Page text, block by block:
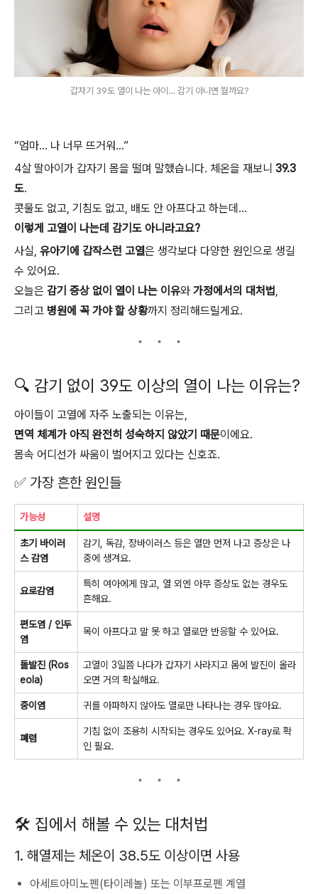
갑자기 39도 열이 나는 아이… 감기 아니면 뭘까요?
“엄마… 나 너무 뜨거워…”
4살 딸아이가 갑자기 몸을 떨며 말했습니다. 체온을 재보니 39.3
도.
콧물도 없고, 기침도 없고, 배도 안 아프다고 하는데…
이렇게 고열이 나는데 감기도 아니라고요?
사실, 유아기에 갑작스런 고열은 생각보다 다양한 원인으로 생길
수 있어요.
오늘은 감기 증상 없이 열이 나는 이유와 가정에서의 대처법 ,
그리고 병원에 꼭 가야 할 상황까지 정리해드릴게요.
🔍 감기 없이 39도 이상의 열이 나는 이유는?
아이들이 고열에 자주 노출되는 이유는,
면역 체계가 아직 완전히 성숙하지 않았기 때문이에요.
몸속 어디선가 싸움이 벌어지고 있다는 신호죠.
✅ 가장 흔한 원인들
가능성 설명
초기 바이러
스 감염
감기, 독감, 장바이러스 등은 열만 먼저 나고 증상은 나
중에 생겨요.
요로감염
특히 여아에게 많고, 열 외엔 아무 증상도 없는 경우도
흔해요.
편도염 / 인두
염
목이 아프다고 말 못 하고 열로만 반응할 수 있어요.
돌발진 (Ros
eola)
고열이 3일쯤 나다가 갑자기 사라지고 몸에 발진이 올라
오면 거의 확실해요.
중이염 귀를 아파하지 않아도 열로만 나타나는 경우 많아요.
폐렴
기침 없이 조용히 시작되는 경우도 있어요. X-ray로 확
인 필요.
🛠 집에서 해볼 수 있는 대처법
1. 해열제는 체온이 38.5도 이상이면 사용
아세트아미노펜(타이레놀) 또는 이부프로펜 계열